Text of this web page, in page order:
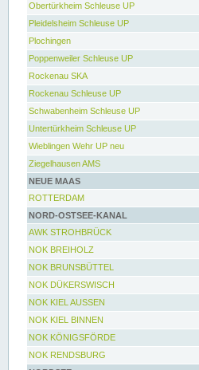
Obertürkheim Schleuse UP
Pleidelsheim Schleuse UP
Plochingen
Poppenweiler Schleuse UP
Rockenau SKA
Rockenau Schleuse UP
Schwabenheim Schleuse UP
Untertürkheim Schleuse UP
Wieblingen Wehr UP neu
Ziegelhausen AMS
NEUE MAAS
ROTTERDAM
NORD-OSTSEE-KANAL
AWK STROHBRÜCK
NOK BREIHOLZ
NOK BRUNSBÜTTEL
NOK DÜKERSWISCH
NOK KIEL AUSSEN
NOK KIEL BINNEN
NOK KÖNIGSFÖRDE
NOK RENDSBURG